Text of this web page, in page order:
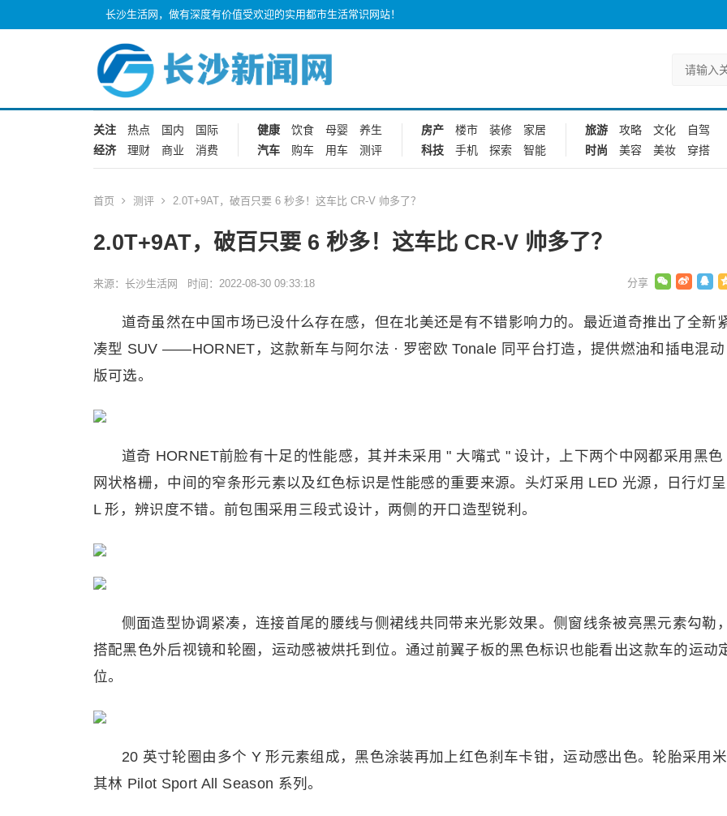
长沙生活网，做有深度有价值受欢迎的实用都市生活常识网站！
关注 热点 国内
国际
经济
理财 商业 消费
健康 饮食 母婴
养生
汽车
购车 用车 测评
房产 楼市 装修
家居
科技
手机 探索 智能
旅游 攻略 文化
自驾
时尚
美容 美妆 穿搭
首页 测评 2.0T+9AT，破百只要 6 秒多！这车比 CR-V 帅多了？
2.0T+9AT，破百只要 6 秒多！这车比 CR-V 帅多了？
来源：长沙生活网 时间：2022-08-30 09:33:18
道奇虽然在中国市场已没什么存在感，但在北美还是有不错影响力的。最近道奇推出了全新
凑型 SUV ——HORNET，这款新车与阿尔法 · 罗密欧 Tonale 同平台打造，提供燃油和插电混动
版可选。
道奇 HORNET前脸有十足的性能感，其并未采用 " 大嘴式 " 设计，上下两个中网都采用黑色
网状格栅，中间的窄条形元素以及红色标识是性能感的重要来源。头灯采用 LED 光源，日行灯呈
L 形，辨识度不错。前包围采用三段式设计，两侧的开口造型锐利。
侧面造型协调紧凑，连接首尾的腰线与侧裙线共同带来光影效果。侧窗线条被亮黑元素勾勒，
搭配黑色外后视镜和轮圈，运动感被烘托到位。通过前翼子板的黑色标识也能看出这款车的运动
位。
20 英寸轮圈由多个 Y 形元素组成，黑色涂装再加上红色刹车卡钳，运动感出色。轮胎采用米
其林 Pilot Sport All Season 系列。